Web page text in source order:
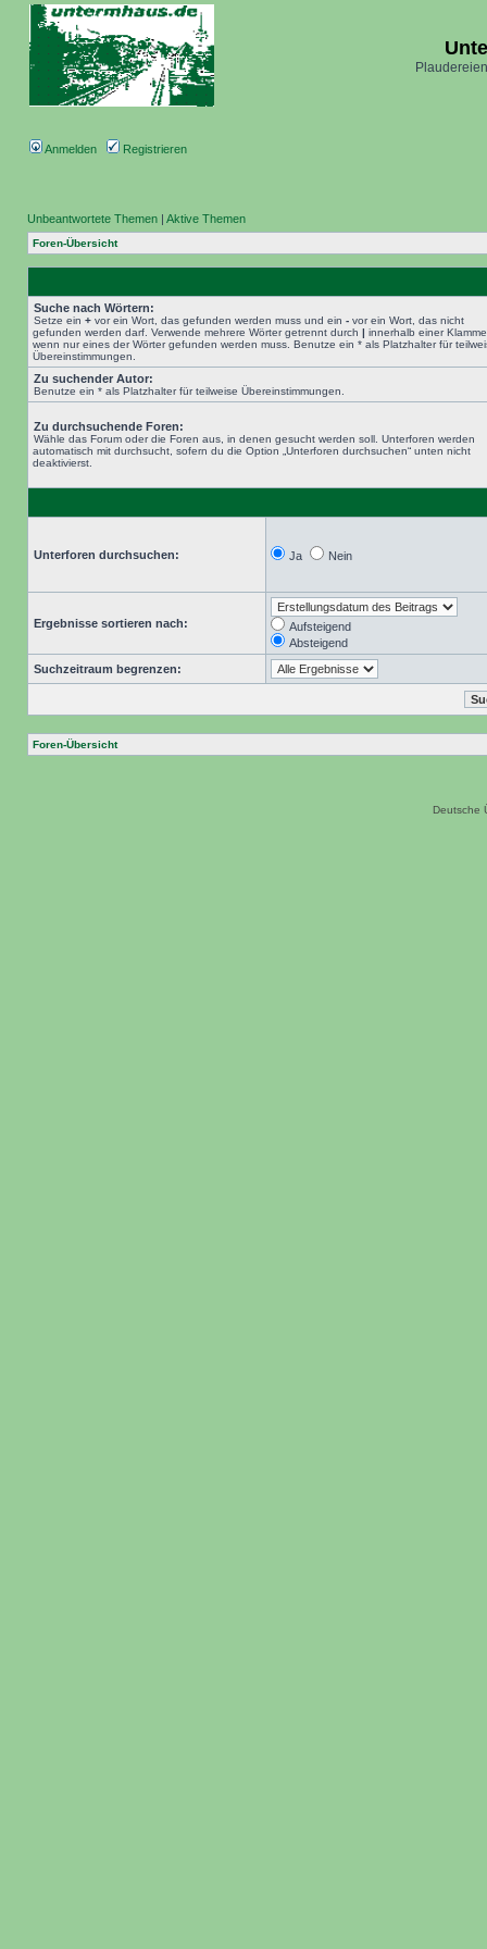
Anmelden Registrieren
Unbeantwortete Themen | Aktive Themen
Foren-Übersicht
Suche nach Wörtern:
Setze ein + vor ein Wort, das gefunden werden muss und ein - vor ein Wort, das nicht
gefunden werden darf. Verwende mehrere Wörter getrennt durch | innerhalb einer
wenn nur eines der Wörter gefunden werden muss. Benutze ein * als Platzhalter für
Übereinstimmungen.
Zu suchender Autor:
Benutze ein * als Platzhalter für teilweise Übereinstimmungen.
Zu durchsuchende Foren:
Wähle das Forum oder die Foren aus, in denen gesucht werden soll. Unterforen werden
automatisch mit durchsucht, sofern du die Option „Unterforen durchsuchen“ unten nicht
deaktivierst.
Unterforen durchsuchen: Ja Nein
Ergebnisse sortieren nach:
Aufsteigend
Absteigend
Suchzeitraum begrenzen:
Foren-Übersicht
Deutsche